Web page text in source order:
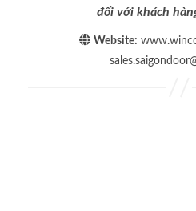
đối với khách
Website: